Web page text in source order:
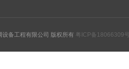
备工程有限公司 版权所有 粤ICP备18066309